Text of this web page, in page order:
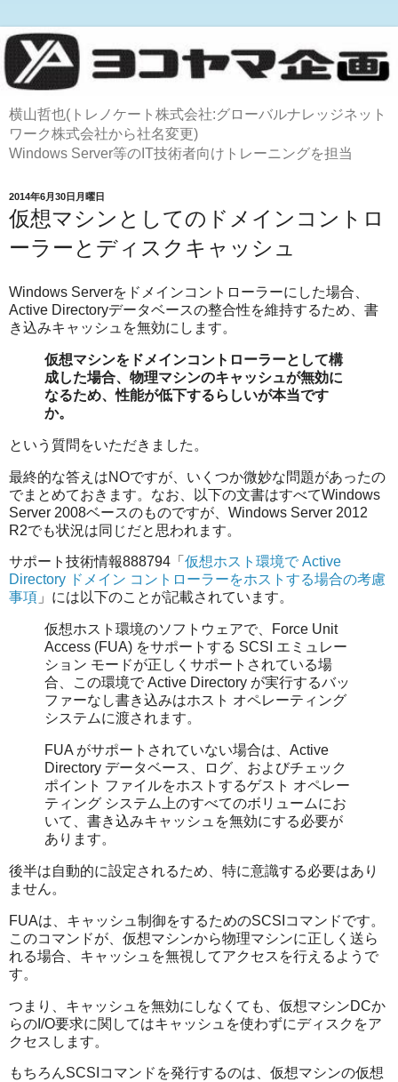
横山哲也(トレノケート株式会社:グローバルナレッジネット
ワーク株式会社から社名変更)
Windows Server等のIT技術者向けトレーニングを担当
2014年6月30日月曜日
仮想マシンとしてのドメインコントロ
ーラーとディスクキャッシュ
Windows Serverをドメインコントローラーにした場合、
Active Directoryデータベースの整合性を維持するため、書
き込みキャッシュを無効にします。
仮想マシンをドメインコントローラーとして構
成した場合、物理マシンのキャッシュが無効に
なるため、性能が低下するらしいが本当です
か。
という質問をいただきました。
最終的な答えはNOですが、いくつか微妙な問題があったの
でまとめておきます。なお、以下の文書はすべてWindows
Server 2008ベースのものですが、Windows Server 2012
R2でも状況は同じだと思われます。
サポート技術情報888794「 仮想ホスト環境で Active
Directory ドメイン コントローラーをホストする場合の考慮
事項 」には以下のことが記載されています。
仮想ホスト環境のソフトウェアで、Force Unit
Access (FUA) をサポートする SCSI エミュレー
ション モードが正しくサポートされている場
合、この環境で Active Directory が実行するバッ
ファーなし書き込みはホスト オペレーティング
システムに渡されます。
FUA がサポートされていない場合は、Active
Directory データベース、ログ、およびチェック
ポイント ファイルをホストするゲスト オペレー
ティング システム上のすべてのボリュームにお
いて、書き込みキャッシュを無効にする必要が
あります。
後半は自動的に設定されるため、特に意識する必要はあり
ません。
FUAは、キャッシュ制御をするためのSCSIコマンドです。
このコマンドが、仮想マシンから物理マシンに正しく送ら
れる場合、キャッシュを無視してアクセスを行えるようで
す。
つまり、キャッシュを無効にしなくても、仮想マシンDCか
らのI/O要求に関してはキャッシュを使わずにディスクをア
クセスします。
もちろんSCSIコマンドを発行するのは、仮想マシンの仮想